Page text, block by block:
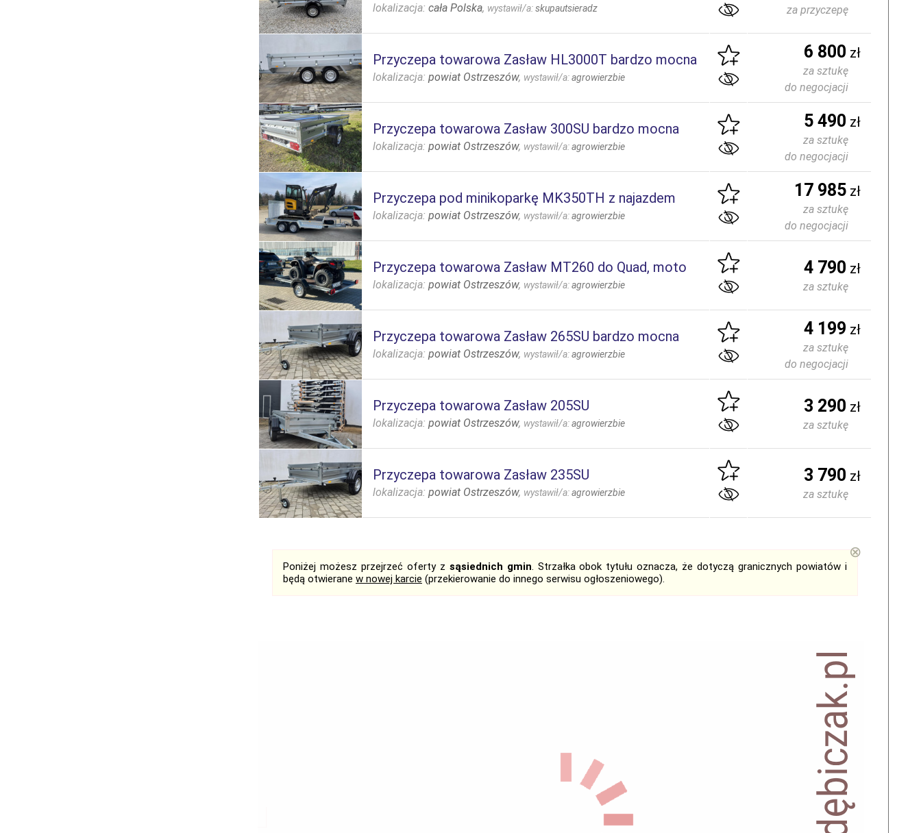
lokalizacja: cała Polska, wystawił/a:skupautsieradz za przyczepę
Przyczepa towarowa Zasław HL3000T bardzo mocna
lokalizacja: powiat Ostrzeszów, wystawił/a:agrowierzbie
6 800 zł
za sztukę
do negocjacji
Przyczepa towarowa Zasław 300SU bardzo mocna
lokalizacja: powiat Ostrzeszów, wystawił/a:agrowierzbie
5 490 zł
za sztukę
do negocjacji
Przyczepa pod minikoparkę MK350TH z najazdem
lokalizacja: powiat Ostrzeszów, wystawił/a:agrowierzbie
17 985 zł
za sztukę
do negocjacji
Przyczepa towarowa Zasław MT260 do Quad, moto
lokalizacja: powiat Ostrzeszów, wystawił/a:agrowierzbie
4 790 zł
za sztukę
Przyczepa towarowa Zasław 265SU bardzo mocna
lokalizacja: powiat Ostrzeszów, wystawił/a:agrowierzbie
4 199 zł
za sztukę
do negocjacji
Przyczepa towarowa Zasław 205SU
lokalizacja: powiat Ostrzeszów, wystawił/a:agrowierzbie
3 290 zł
za sztukę
Przyczepa towarowa Zasław 235SU
lokalizacja: powiat Ostrzeszów, wystawił/a:agrowierzbie
3 790 zł
za sztukę
Poniżej możesz przejrzeć oferty z sąsiednich gmin. Strzałka obok tytułu oznacza, że dotyczą granicznych powiatów i
będą otwierane w nowej karcie (przekierowanie do innego serwisu ogłoszeniowego).
⊗